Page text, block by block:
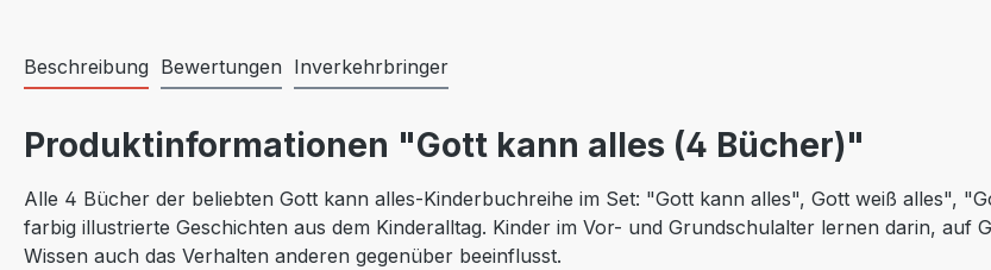
Beschreibung Bewertungen Inverkehrbringer
Produktinformationen "Gott kann alles (4 Bücher)"
Alle 4 Bücher der beliebten Gott kann alles-Kinderbuchreihe im Set: "Gott kann alles", Gott weiß alles",
farbig illustrierte Geschichten aus dem Kinderalltag. Kinder im Vor- und Grundschulalter lernen darin, auf
Wissen auch das Verhalten anderen gegenüber beeinflusst.